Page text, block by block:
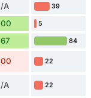
A 39
5
84
22
A 22